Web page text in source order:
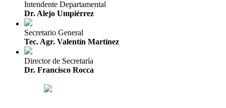
Intendente Departamental
Dr. Alejo Umpiérrez
Secretario General
Tec. Agr. Valentín Martínez
Director de Secretaría
Dr. Francisco Rocca